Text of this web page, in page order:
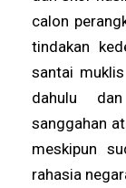
calon
tindakan
santai
dahulu
sanggahan
meskipun
rahasia